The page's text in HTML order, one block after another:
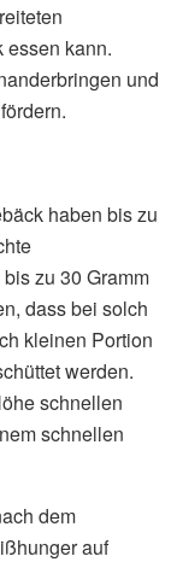
essen kann.
und
haben bis zu
zu 30 Gramm
dass bei solch
kleinen Portion
werden.
schnellen
schnellen
dem
auf